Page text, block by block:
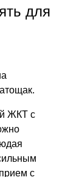
для
ЖКТ с
с